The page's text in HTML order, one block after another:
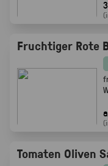
Fruchtiger Rote
Tomaten Oliven